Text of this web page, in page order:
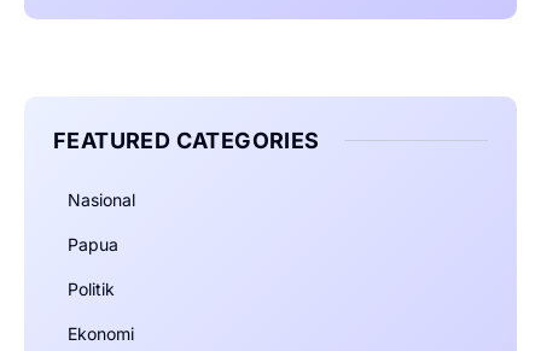
FEATURED CATEGORIES
Nasional
Papua
Politik
Ekonomi